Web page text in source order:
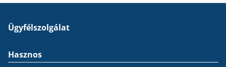
Ügyfélszolgálat
Hasznos